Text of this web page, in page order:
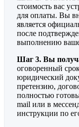
стоимость вас
для оплаты. Вы
является
после
выполнению
Шаг 3. Вы
оговоренный
юридический
претензию,
полностью
mail или в
инструкции по